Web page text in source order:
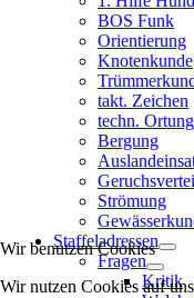
BOS Funk
Orientierung
Knotenkunde
takt. Zeichen
techn. Ortung
Bergung
Strömung
Staffeladressen
Fragen
Kritik
Wir benutzen Cookies
Wir nutzen Cookies auf